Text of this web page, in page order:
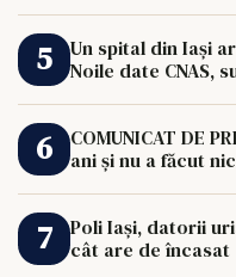
Un spital din Iași
Noile date CNAS,
COMUNICAT DE
ani și nu a făcut
Poli Iași, datorii
cât are de încasat